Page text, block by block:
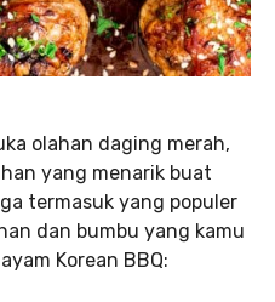
olahan daging merah,
yang menarik buat
termasuk yang populer
dan bumbu yang kamu
Korean BBQ: